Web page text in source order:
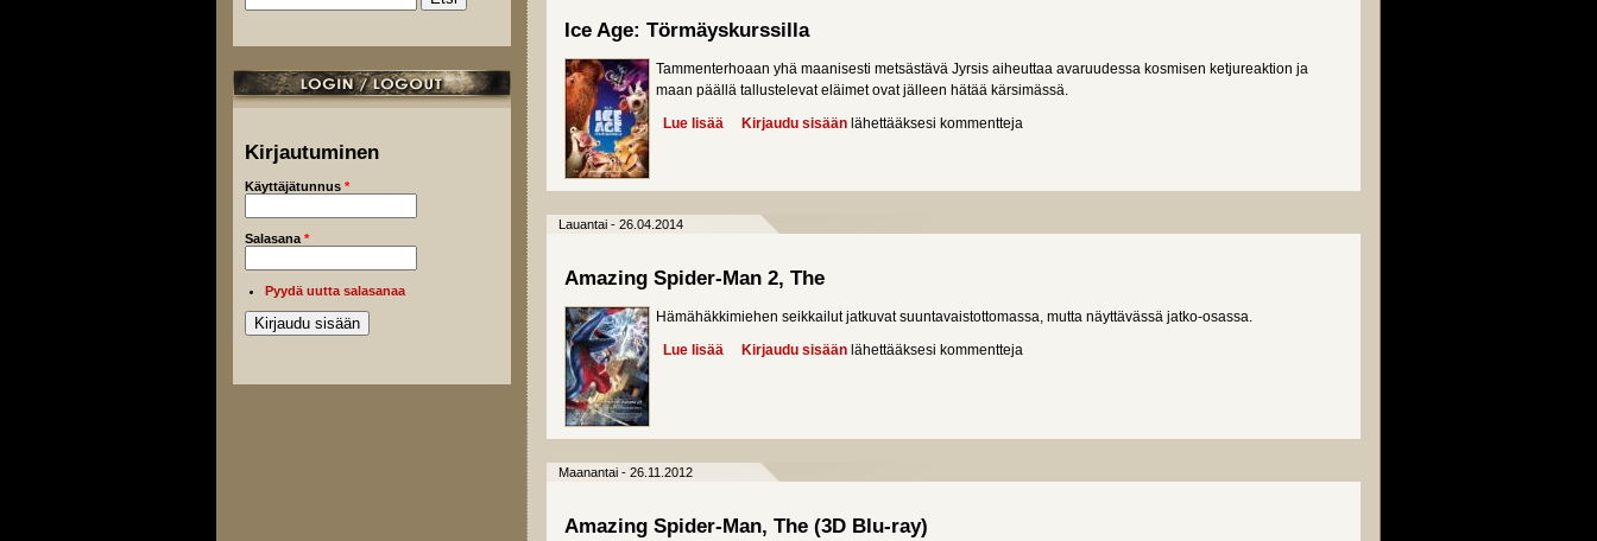
Hakulomake
Kirjautuminen
Käyttäjätunnus *
Salasana *
Pyydä uutta salasanaa
Ice Age: Törmäyskurssilla
Tammenterhoaan yhä maanisesti metsästävä Jyrsis aiheuttaa avaruudessa kosmisen ketjureaktion ja
maan päällä tallustelevat eläimet ovat jälleen hätää kärsimässä.
Lue lisää about Ice Age: Törmäyskurssilla
Kirjaudu sisään lähettääksesi kommentteja
Lauantai - 26.04.2014
Amazing Spider-Man 2, The
Hämähäkkimiehen seikkailut jatkuvat suuntavaistottomassa, mutta näyttävässä jatko-osassa.
Lue lisää about Amazing Spider-Man 2, The
Kirjaudu sisään lähettääksesi kommentteja
Maanantai - 26.11.2012
Amazing Spider-Man, The (3D Blu-ray)